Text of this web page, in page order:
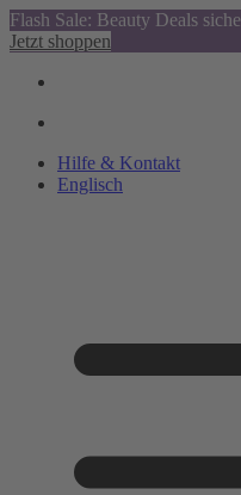
Flash Sale: Beauty Deals
Jetzt shoppen
Hilfe & Kontakt
Englisch